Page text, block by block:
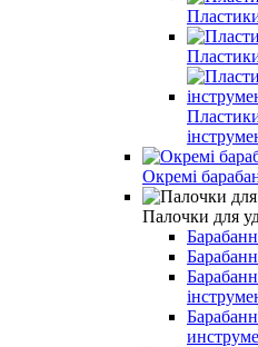
Окремі
Палочки для